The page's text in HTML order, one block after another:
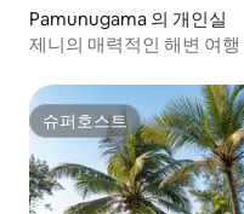
Pamunugama 의 개인실
제니의 매력적인 해변 여행
슈퍼호스트
슈퍼호스트